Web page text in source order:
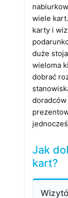
wiele
karty i
duże
wieloma
dobrać
Jak
kart?